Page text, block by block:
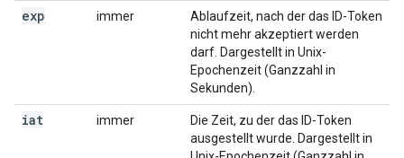
exp immer
Ablaufzeit, nach der das ID-Token
nicht mehr akzeptiert werden
darf. Dargestellt in Unix-
Epochenzeit (Ganzzahl in
Sekunden).
iat immer
Die Zeit, zu der das ID-Token
ausgestellt wurde. Dargestellt in